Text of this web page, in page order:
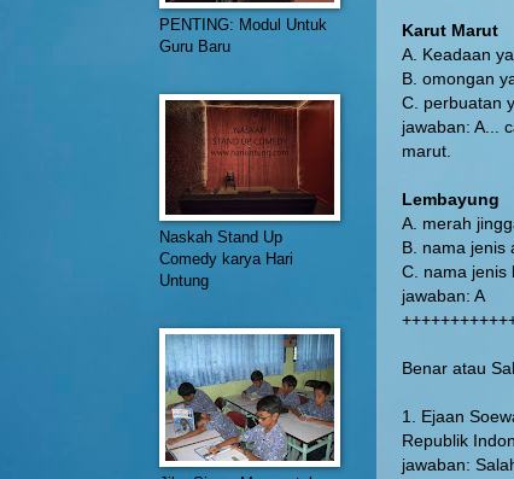
Karut Marut
A. Keadaan
B. omongan
C. perbuatan
jawaban: A...
marut.
Lembayung
A. merah
B. nama jenis
C. nama jenis
jawaban: A
Benar atau
1. Ejaan
Republik
jawaban:
PENTING: Modul Untuk
Guru Baru
Naskah Stand Up
Comedy karya Hari
Untung